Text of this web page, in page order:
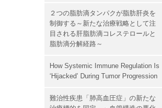
２つの脂肪滴タンパクが脂肪肝炎を
制御する～新たな治療戦略として注
目される肝脂肪滴コレステロールと
脂肪滴分解経路～
How Systemic Immune Regulation Is
‘Hijacked’ During Tumor Progression
難治性疾患「肺高血圧症」の新たな